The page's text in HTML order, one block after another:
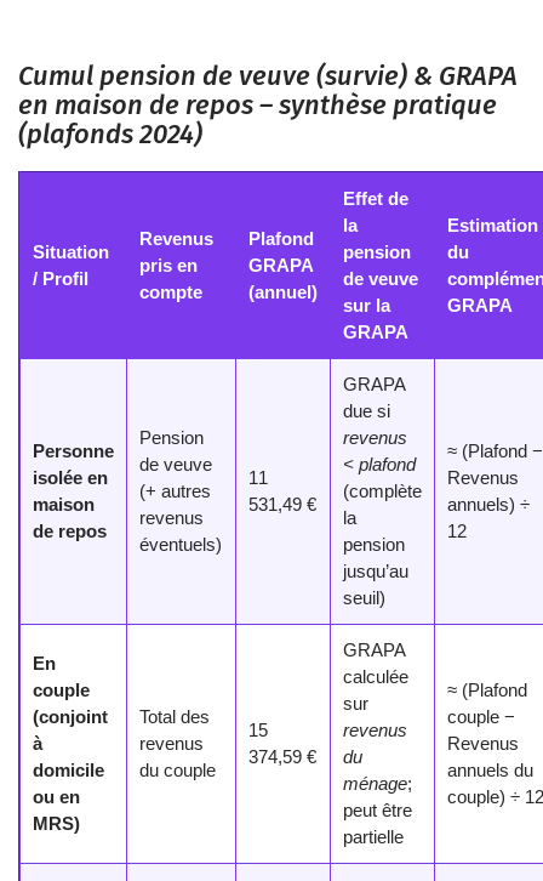
Cumul pension de veuve (survie) & GRAPA
en maison de repos – synthèse pratique
(plafonds 2024)
Situation
/ Profil
Revenus
pris en
compte
Plafond
GRAPA
(annuel)
Effet de
la
pension
de veuve
sur la
GRAPA
Estimation
du
GRAPA
Personne
isolée en
maison
de repos
Pension
de veuve
(+ autres
revenus
éventuels)
11
531,49 €
GRAPA
due si
revenus
< plafond
(complète
la
pension
jusqu’au
seuil)
≈ (Plafond −
Revenus
annuels) ÷
12
En
couple
(conjoint
à
domicile
ou en
MRS)
Total des
revenus
du couple
15
374,59 €
GRAPA
calculée
sur
revenus
du
ménage;
peut être
partielle
≈ (Plafond
couple −
Revenus
annuels du
couple) ÷ 12